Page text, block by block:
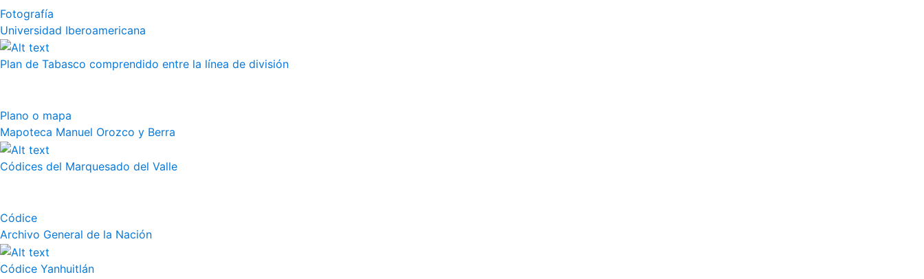
Fotografía
Universidad Iberoamericana
Plan de Tabasco comprendido entre la línea de división
Plano o mapa
Mapoteca Manuel Orozco y Berra
Códices del Marquesado del Valle
Códice
Archivo General de la Nación
Códice Yanhuitlán